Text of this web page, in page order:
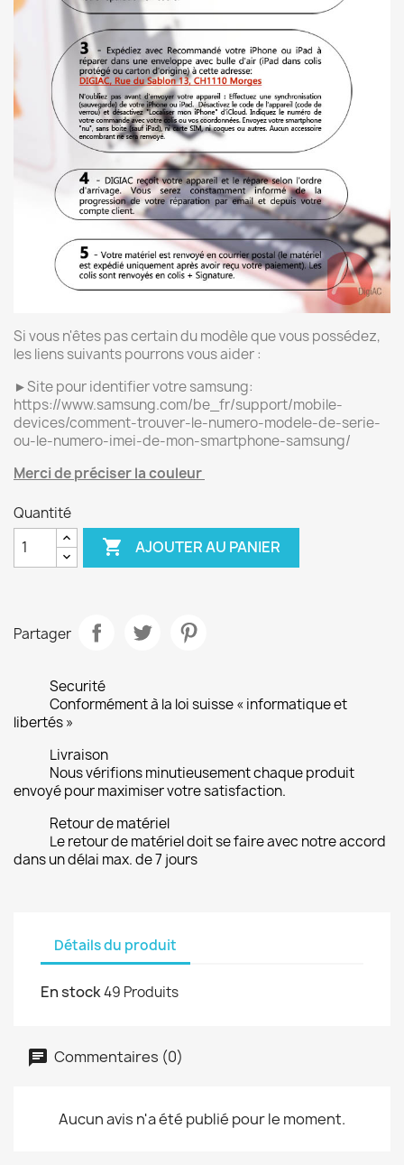
Si vous n'êtes pas certain du modèle que vous possédez,
les liens suivants pourrons vous aider :
►Site pour identifier votre samsung:
https://www.samsung.com/be_fr/support/mobile-
devices/comment-trouver-le-numero-modele-de-serie-
ou-le-numero-imei-de-mon-smartphone-samsung/
Merci de préciser la couleur
Quantité
 AJOUTER AU PANIER
Partager
Securité
Conformément à la loi suisse « informatique et
libertés »
Livraison
Nous vérifions minutieusement chaque produit
envoyé pour maximiser votre satisfaction.
Retour de matériel
Le retour de matériel doit se faire avec notre accord
dans un délai max. de 7 jours
Détails du produit
En stock49 Produits
Commentaires (0)
Aucun avis n'a été publié pour le moment.